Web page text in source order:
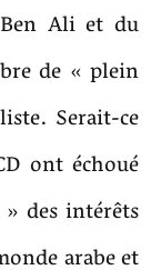
Ali et du
de « plein
Serait-ce
ont échoué
des intérêts
arabe et